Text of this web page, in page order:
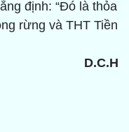
định: “Đó là thỏa
rừng và THT Tiền
D.C.H